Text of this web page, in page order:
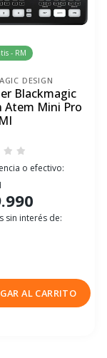
- RM
DESIGN
Blackmagic
Atem Mini Pro
o efectivo:
sin interés de:
AL CARRITO